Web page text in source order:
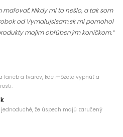
maľovať. Nikdy mi to nešlo, a tak som
od Vymalujsisam.sk mi pomohol
mojim obľúbeným koníčkom.“
farieb a tvarov, kde môžete vypnúť a
že úspech majú zaručený